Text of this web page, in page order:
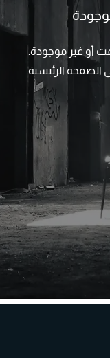
أو غير موجودة.
الصفحة الرئيسية.